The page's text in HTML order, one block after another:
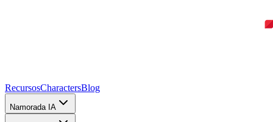
RecursosCharactersBlog
Namorada IA